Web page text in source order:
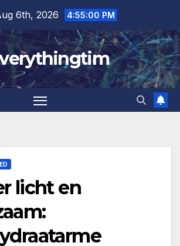
6th, 2026 4:55:01 PM
licht en